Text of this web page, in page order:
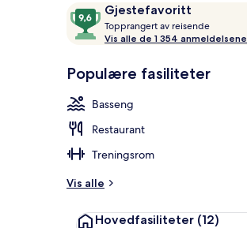
AnmeldelserGjestefavoritt
9,6
av
10,
Topprangert av reisende
o
v
Vis alle de 1 354 anmeldelsene
Populære fasiliteter
Basseng
Restaurant
Treningsrom
Vis alle
Hovedfasiliteter (12)